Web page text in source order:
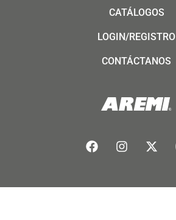
CATÁLOGOS
LOGIN/REGISTRO
CONTÁCTANOS